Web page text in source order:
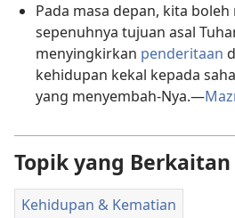
Pada masa depan, kita
sepenuhnya tujuan asal
menyingkirkan penderitaan
kehidupan kekal kepada
yang menyembah-Nya.​—
Topik yang Berkaitan
Kehidupan & Kematian